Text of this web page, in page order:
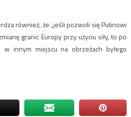
również, że „jeśli pozwoli się Putinowi
granic Europy przy użyciu siły, to po
innym miejscu na obrzeżach byłego